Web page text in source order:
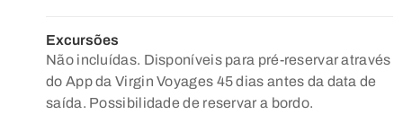
Excursões
Não incluídas. Disponíveis para pré-reservar através
do App da Virgin Voyages 45 dias antes da data de
saída. Possibilidade de reservar a bordo.